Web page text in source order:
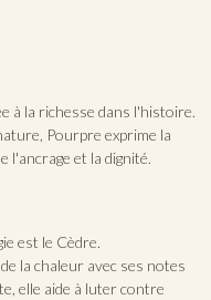
à la richesse dans l'histoire.
Pourpre exprime la
l'ancrage et la dignité.
est le Cèdre.
la chaleur avec ses notes
elle aide à luter contre